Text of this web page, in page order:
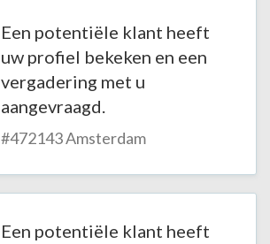
Een potentiële klant heeft
uw profiel bekeken en een
vergadering met u
aangevraagd.
#472143 Amsterdam
Een potentiële klant heeft